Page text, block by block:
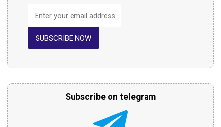
SUBSCRIBE NOW
Subscribe on telegram